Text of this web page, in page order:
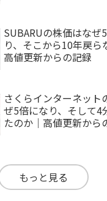
SUBARUの株価はなぜ
り、そこから10年戻ら
高値更新からの記録
さくらインターネット
ぜ5倍になり、そして4
たのか｜高値更新から
もっと見る